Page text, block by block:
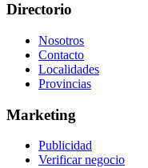
Directorio
Nosotros
Contacto
Localidades
Provincias
Marketing
Publicidad
Verificar negocio